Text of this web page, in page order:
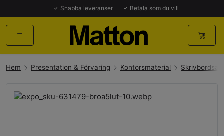
Snabba leveranser Betala som du vill
Hem Presentation & Förvaring Kontorsmaterial